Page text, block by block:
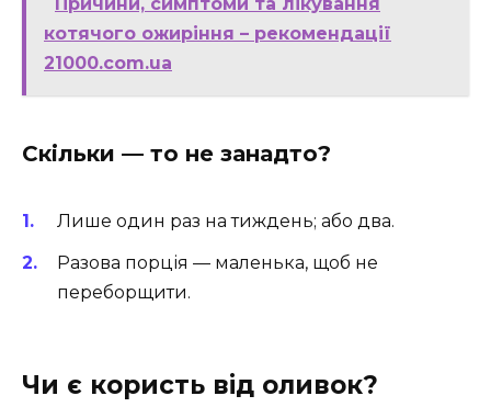
котячого ожиріння – рекомендації
21000.com.ua
Скільки — то не занадто?
Лише один раз на тиждень; або два.
Разова порція — маленька, щоб не
переборщити.
Чи є користь від оливок?